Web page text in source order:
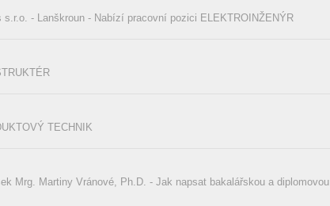
s.r.o. - Lanškroun - Nabízí pracovní pozici ELEKTROINŽENÝR
TECHNIK
Mrg. Martiny Vránové, Ph.D. - Jak napsat bakalářskou a diplomovou